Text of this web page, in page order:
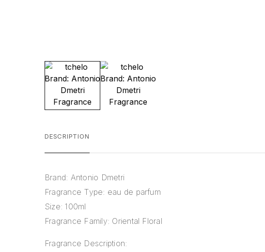
DESCRIPTION
Brand: Antonio Dmetri
Fragrance Type: eau de parfum
Size: 100ml
Fragrance Family: Oriental Floral
Fragrance Description: